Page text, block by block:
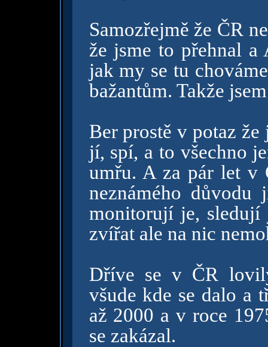
Samozřejmě že ČR
že jsme to přehnal
jak my se tu
bažantům. Takže
Ber prostě v potaz
jí, spí, a to všechno
umřu. A za pár let v
neznámého
monitorují je,
zvířat ale na nic
Dříve se v ČR
všude kde se dalo a
až 2000 a v roce
se zakázal.